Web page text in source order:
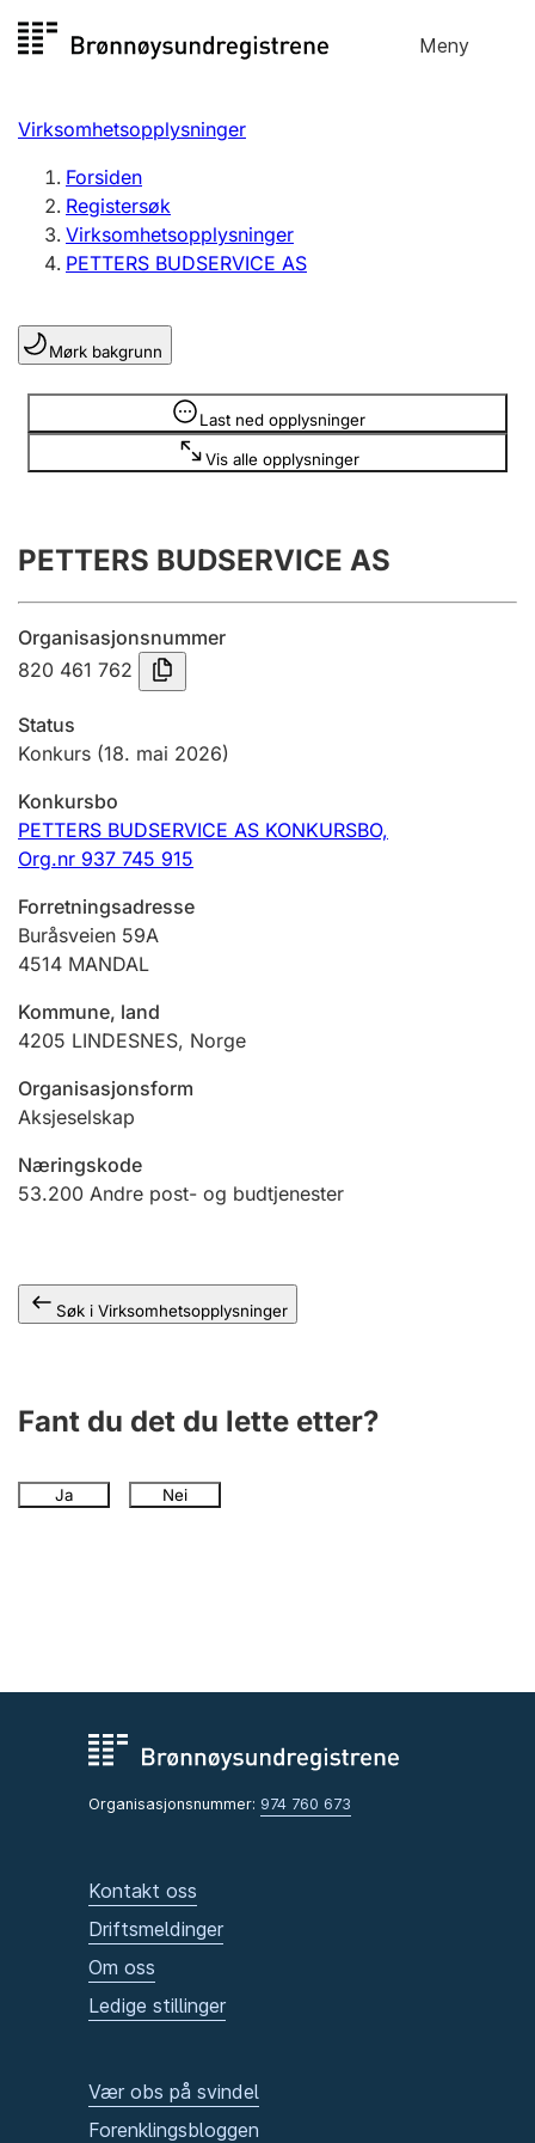
til
Meny
Registersøk
Aksjeselskap
Enkeltpersonforetak
Registrere, endre, slette
Lag og forening
Registrere, endre, slette
Årsregnskap
Innsending og forsinkelsesgebyr
Tinglysing
Betaling og jegeravgiftskort
Ektepaktveileder
Andre tema
Virksomhetsopplysninger
Forsiden
Registersøk
Virksomhetsopplysninger
PETTERS BUDSERVICE AS
Mørk bakgrunn
Last ned opplysninger
Vis alle opplysninger
Opplysninger er skjult
PETTERS BUDSERVICE AS
Organisasjonsnummer
820 461 762
Status
Konkurs (18. mai 2026)
Konkursbo
PETTERS BUDSERVICE AS KONKURSBO,
Org.nr 937 745 915
Forretningsadresse
Buråsveien 59A
4514 MANDAL
Kommune, land
4205 LINDESNES, Norge
Organisasjonsform
Aksjeselskap
Næringskode
53.200 Andre post- og budtjenester
Søk i Virksomhetsopplysninger
Fant du det du lette etter?
Ja Nei
Organisasjonsnummer: 974 760 673
Kontakt oss
Driftsmeldinger
Om oss
Ledige stillinger
Vær obs på svindel
Forenklingsbloggen